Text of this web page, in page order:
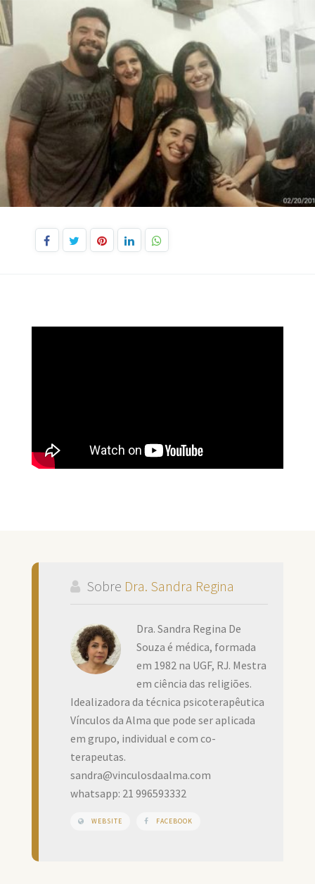
Sobre Dra. Sandra Regina
Dra. Sandra Regina De
Souza é médica, formada
em 1982 na UGF, RJ. Mestra
em ciência das religiões.
Idealizadora da técnica psicoterapêutica
Vínculos da Alma que pode ser aplicada
em grupo, individual e com co-
terapeutas.
sandra@vinculosdaalma.com
whatsapp: 21 996593332
WEBSITE FACEBOOK